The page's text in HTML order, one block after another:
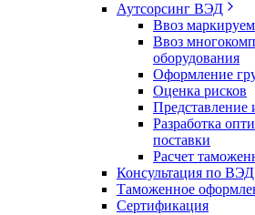
Аутсорсинг ВЭД
Ввоз
Ввоз
оборудования
Оформление
Оценка рисков
Представление
Разработка
поставки
Расчет
Консультация по ВЭД
Таможенное
Сертификация